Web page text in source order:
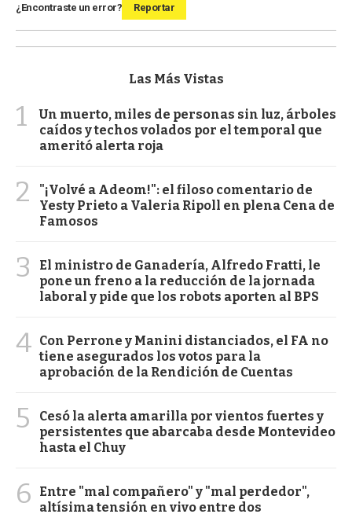
¿Encontraste un error? Reportar
Las Más Vistas
1
Un muerto, miles de personas sin luz, árboles
caídos y techos volados por el temporal que
ameritó alerta roja
2
"¡Volvé a Adeom!": el filoso comentario de
Yesty Prieto a Valeria Ripoll en plena Cena de
Famosos
3
El ministro de Ganadería, Alfredo Fratti, le
pone un freno a la reducción de la jornada
laboral y pide que los robots aporten al BPS
4 Con Perrone y Manini distanciados, el FA no
tiene asegurados los votos para la
aprobación de la Rendición de Cuentas
5
Cesó la alerta amarilla por vientos fuertes y
persistentes que abarcaba desde Montevideo
hasta el Chuy
6
Entre "mal compañero" y "mal perdedor",
altísima tensión en vivo entre dos